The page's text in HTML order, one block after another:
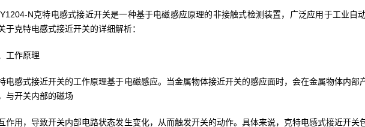
N克特电感式接近开关是一种基于电磁感应原理的非接触式检测装置，广泛应用于工业自
于克特电感式接近开关的详细解析：
工作原理
电感式接近开关的工作原理基于电磁感应。当金属物体接近开关的感应面时，会在金属物体内
与开关内部的磁场
作用，导致开关内部电路状态发生变化，从而触发开关的动作。具体来说，克特电感式接近开关